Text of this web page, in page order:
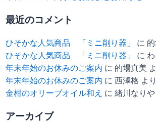
最近のコメント
ひそかな人気商品 「ミニ削り器」 に
ひそかな人気商品 「ミニ削り器」
に
年末年始のお休みのご案内 に 的場真美
年末年始のお休みのご案内 に 西澤格 より
金柑のオリーブオイル和え に 緒川なりや
アーカイブ